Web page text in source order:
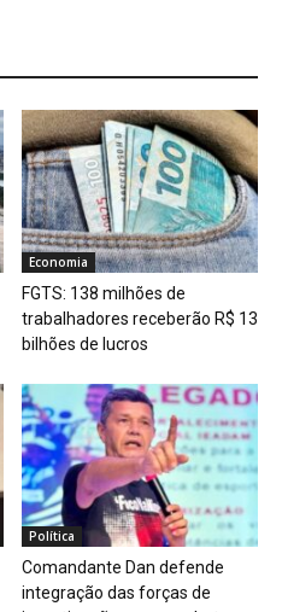
Economia
FGTS: 138 milhões de
trabalhadores receberão R$ 13
bilhões de lucros
Política
Comandante Dan defende
integração das forças de